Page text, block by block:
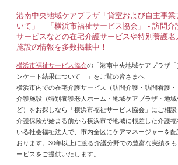
港南中央地域ケアプラザ「貸室および自主事
いて」｜「横浜市福祉サービス協会」 - 訪問介
サービスなどの在宅介護サービスや特別養護
施設の情報を多数掲載中！
横浜市福祉サービス協会の「港南中央地域ケアプラザ
ンケート結果について」」をご覧の皆さまへ
横浜市内での在宅介護サービス（訪問介護・訪問看護
介護施設（特別養護老人ホーム・地域ケアプラザ・地
ど）をお探しなら「横浜市福祉サービス協会」にご相談
介護保険が始まる前から横浜市で地域に根差した介護
いる社会福祉法人で、市内全区にケアマネージャーを
おります。30年以上に渡る介護分野での豊富な実績を
ービスをご提供いたします。